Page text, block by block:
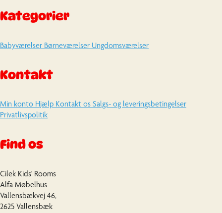
Kategorier
Babyværelser Børneværelser Ungdomsværelser
Kontakt
Min konto Hjælp Kontakt os Salgs- og leveringsbetingelser
Privatlivspolitik
Find os
Cilek Kids' Rooms
Alfa Møbelhus
Vallensbækvej 46,
2625 Vallensbæk